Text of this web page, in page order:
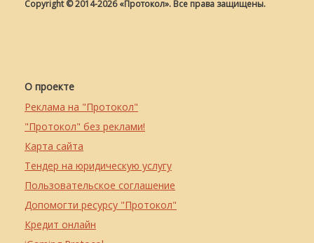
Copyright © 2014-2026 «Протокол». Все права защищены.
О проекте
Реклама на "Протокол"
"Протокол" без реклами!
Карта сайта
Тендер на юридическую услугу
Пользовательское соглашение
Допомогти ресурсу "Протокол"
Кредит онлайн